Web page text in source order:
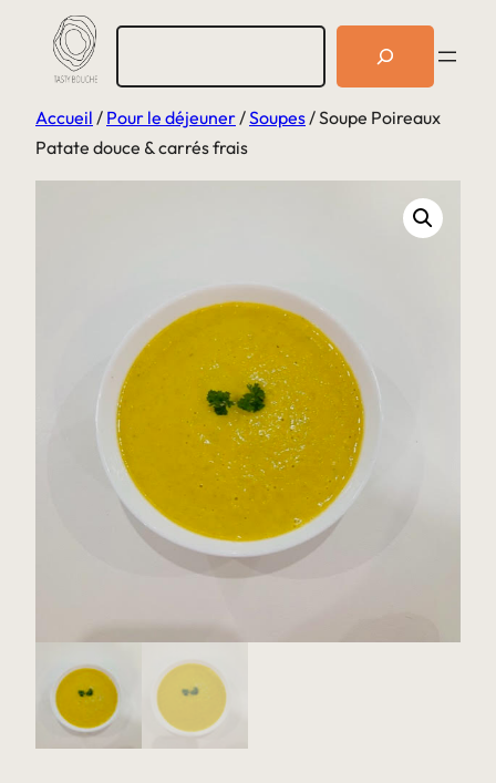
contenu
R
e
h
Accueil / Pour le déjeuner/Soupes/ Soupe Poireaux
Patate douce & carrés frais